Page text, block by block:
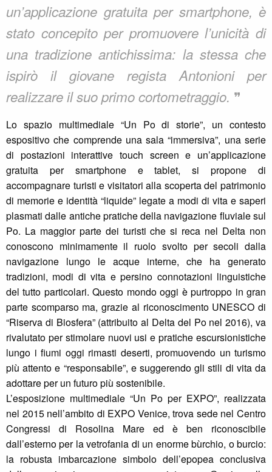
un’applicazione gratuita per smartphone, è
stato concepito per promuovere l’unicità di
una tradizione antichissima: la stessa che
ispirò il giovane regista Antonioni per
realizzare il suo primo cortometraggio. ❞
Lo spazio multimediale “Un Po di storie”, un contesto
espositivo che comprende una sala “immersiva”, una serie
di postazioni interattive touch screen e un’applicazione
gratuita per smartphone e tablet, si propone di
accompagnare turisti e visitatori alla scoperta del patrimonio
di memorie e identità “liquide” legate a modi di vita e saperi
plasmati dalle antiche pratiche della navigazione fluviale sul
Po. La maggior parte dei turisti che si reca nel Delta non
conoscono minimamente il ruolo svolto per secoli dalla
navigazione lungo le acque interne, che ha generato
tradizioni, modi di vita e persino connotazioni linguistiche
del tutto particolari. Questo mondo oggi è purtroppo in gran
parte scomparso ma, grazie al riconoscimento UNESCO di
“Riserva di Biosfera” (attribuito al Delta del Po nel 2016), va
rivalutato per stimolare nuovi usi e pratiche escursionistiche
lungo i fiumi oggi rimasti deserti, promuovendo un turismo
più attento e “responsabile”, e suggerendo gli stili di vita da
adottare per un futuro più sostenibile.
L’esposizione multimediale “Un Po per EXPO”, realizzata
nel 2015 nell’ambito di EXPO Venice, trova sede nel Centro
Congressi di Rosolina Mare ed è ben riconoscibile
dall’esterno per la vetrofania di un enorme bùrchio, o burcio:
la robusta imbarcazione simbolo dell’epopea conclusiva